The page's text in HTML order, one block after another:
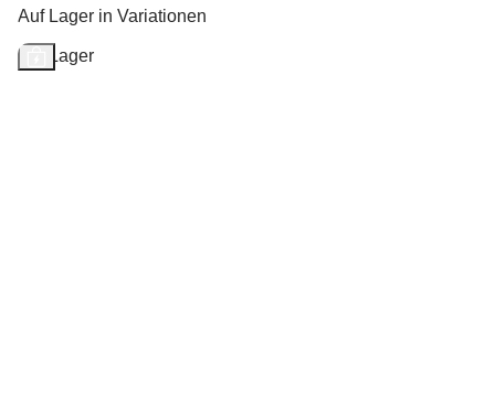
Auf Lager in Variationen
Auf Lager